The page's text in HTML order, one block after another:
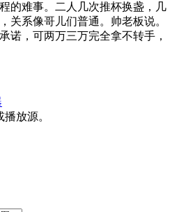
的难事。二人几次推杯换盏，几
关系像哥儿们普通。帅老板说。
诺，可两万三万完全拿不转手，
播放源。